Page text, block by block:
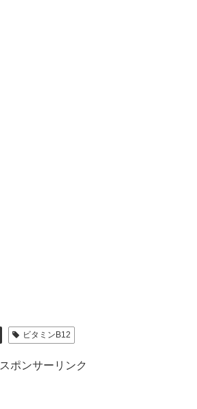
ビタミンB12
スポンサーリンク